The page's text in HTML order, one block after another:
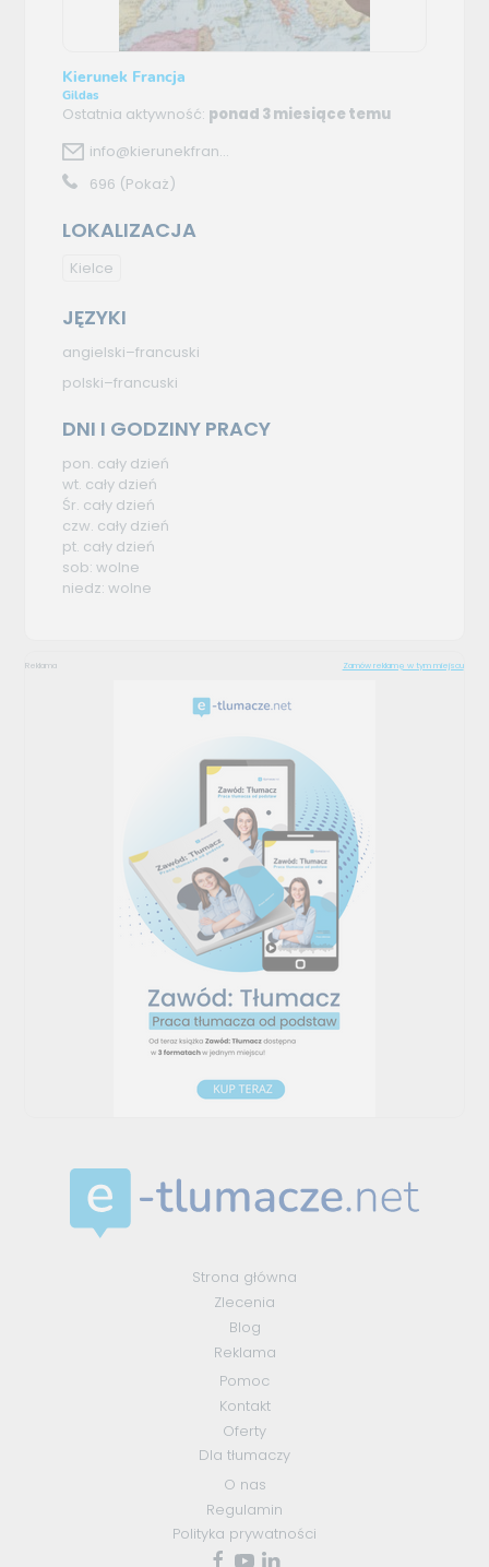
Kierunek Francja
Gildas
Ostatnia aktywność: ponad 3 miesiące temu
info@kierunekfran...
696 (Pokaż)
LOKALIZACJA
Kielce
JĘZYKI
angielski–francuski
polski–francuski
DNI I GODZINY PRACY
pon. cały dzień
wt. cały dzień
Śr. cały dzień
czw. cały dzień
pt. cały dzień
sob: wolne
niedz: wolne
Reklama Zamów reklamę w tym miejscu
Strona główna
Zlecenia
Blog
Reklama
Pomoc
Kontakt
Oferty
Dla tłumaczy
O nas
Regulamin
Polityka prywatności